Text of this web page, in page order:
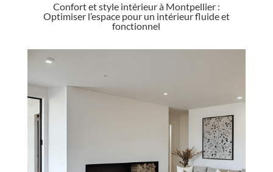
Confort et style intérieur à Montpellier :
Optimiser l’espace pour un intérieur fluide et
fonctionnel